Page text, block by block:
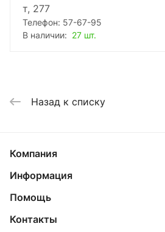
т, 277
Телефон: 57-67-95
В наличии: 27 шт.
Назад к списку
Компания
Информация
Помощь
Контакты